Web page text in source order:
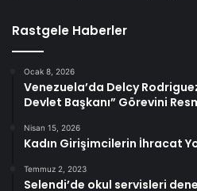
Rastgele Haberler
Ocak 8, 2026
Venezuela’da Delcy
Devlet Başkanı” Görevini
Nisan 15, 2026
Kadın Girişimcilerin İhracat
Temmuz 2, 2023
Selendi’de okul servisleri